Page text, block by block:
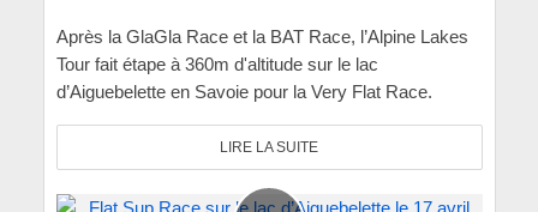
Après la GlaGla Race et la BAT Race, l’Alpine Lakes
Tour fait étape à 360m d'altitude sur le lac
d’Aiguebelette en Savoie pour la Very Flat Race.
LIRE LA SUITE